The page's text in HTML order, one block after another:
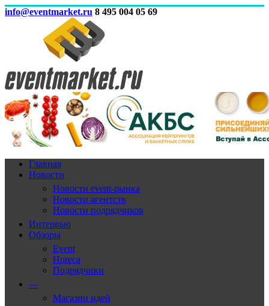
info@eventmarket.ru 8 495 004 05 69
Главная
Новости
Новости event-рынка
Новости агентств
Новости подрядчиков
Интервью
Обзоры
Event
Horeca
Подрядчики
—
Магазин идей